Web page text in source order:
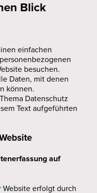
Blick
einfachen
besuchen.
Daten, mit denen
können.
Datenschutz
Text aufgeführten
auf
erfolgt durch